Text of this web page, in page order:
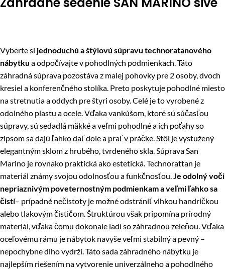
Vyberte si jednoduchú a štýlovú súpravu technoratanového
nábytku a odpočívajte v pohodlných podmienkach. Táto
záhradná súprava pozostáva z malej pohovky pre 2 osoby, dvoch
kresiel a konferenčného stolíka. Preto poskytuje pohodlné miesto
na stretnutia a oddych pre štyri osoby. Celé je to vyrobené z
odolného plastu a ocele. Vďaka vankúšom, ktoré sú súčasťou
súpravy, sú sedadlá mäkké a veľmi pohodlné a ich poťahy so
zipsom sa dajú ľahko dať dole a prať v práčke. Stôl je vystužený
elegantným sklom z hrubého, tvrdeného skla. Súprava San
Marino je rovnako praktická ako estetická. Technorattan je
materiál známy svojou odolnosťou a funkčnosťou.Je odolný voči
nepriaznivým poveternostným podmienkam a veľmi ľahko sa
čistí– prípadné nečistoty je možné odstrániť vlhkou handričkou
alebo tlakovým čističom. Štruktúrou však pripomína prírodný
materiál, vďaka čomu dokonale ladí so záhradnou zeleňou. Vďaka
oceľovému rámu je nábytok navyše veľmi stabilný a pevný –
nepochybne dlho vydrží. Táto sada záhradného nábytku je
najlepším riešením na vytvorenie univerzálneho a pohodlného